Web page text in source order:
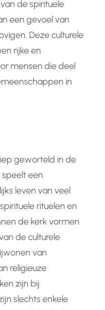
de spirituele
een gevoel van
Deze culturele
rijke en
mensen die deel
in
geworteld in de
een
leven van veel
rituelen en
de kerk vormen
de culturele
van
religieuze
zijn bij
slechts enkele